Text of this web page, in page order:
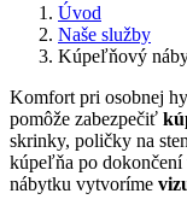
Úvod
Naše služby
Kúpeľňový
Komfort pri osobnej
pomôže zabezpečiť
skrinky, poličky na
kúpeľňa po
nábytku vytvoríme